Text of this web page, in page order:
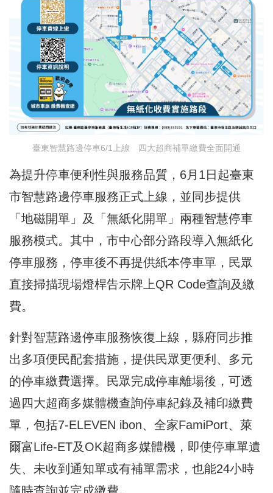
臺東智慧路邊停車6/1上線 四大超商補單繳費全面開通
為提升停車便利性與服務品質，6月1日起臺東
市智慧路邊停車服務正式上線，並同步提供
「地磁開單」及「無紙化開單」兩種智慧停車
服務模式。其中，市中心部分路段導入無紙化
停車服務，停車後不再提供紙本停車單，民眾
直接掃描現場燈桿告示牌上QR Code查詢及繳
費。
針對智慧路邊停車服務恢復上線，縣府同步推
出多項便民配套措施，提供民眾更便利、多元
的停車繳費選擇。民眾完成停車離場後，可透
過四大超商多媒體機查詢停車紀錄及補印繳費
單，包括7-ELEVEN ibon、全家FamiPort、萊
爾富Life-ET及OK超商多媒體機，即使停車單遺
失、未收到通知單或有補單需求，也能24小時